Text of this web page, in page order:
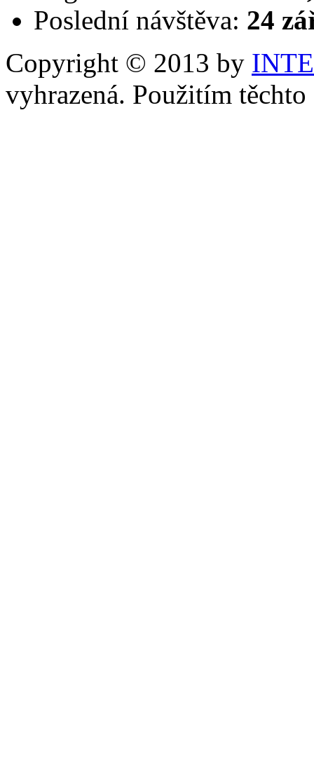
Poslední návštěva: 24
Copyright © 2013 by
vyhrazená. Použitím